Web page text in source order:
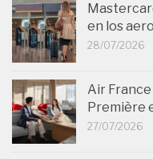
en los
28/07/2026
Air France
Première
27/07/2026